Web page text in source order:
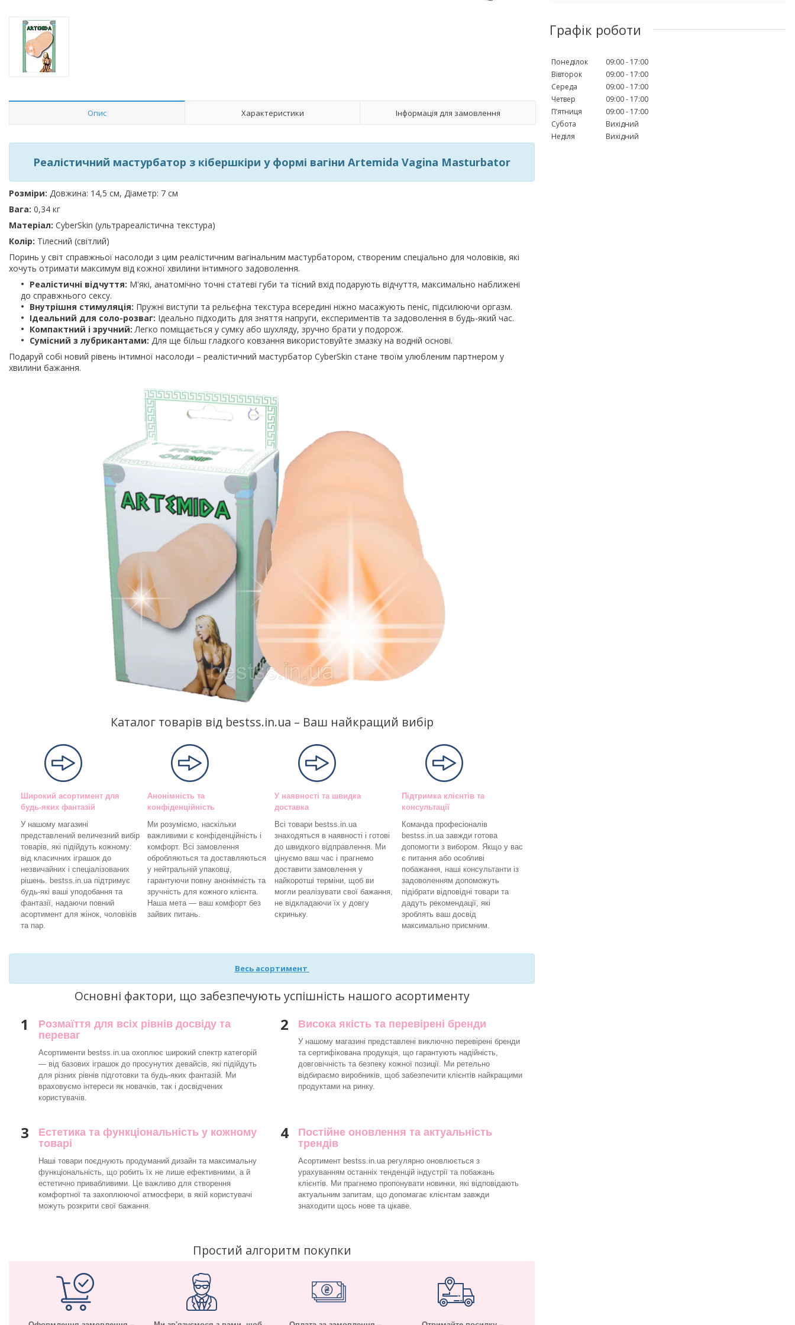
Опис Характеристики Інформація для замовлення
Реалістичний мастурбатор з кібершкіри у формі вагіни Artemida Vagina Masturbator
Розміри: Довжина: 14,5 см, Діаметр: 7 см
Вага: 0,34 кг
Матеріал: CyberSkin (ультрареалістична текстура)
Колір: Тілесний (світлий)
Поринь у світ справжньої насолоди з цим реалістичним вагінальним мастурбатором, створеним спеціально для чоловіків, які
хочуть отримати максимум від кожної хвилини інтимного задоволення.
Реалістичні відчуття: М'які, анатомічно точні статеві губи та тісний вхід подарують відчуття, максимально наближені
до справжнього сексу.
Внутрішня стимуляція: Пружні виступи та рельєфна текстура всередині ніжно масажують пеніс, підсилюючи оргазм.
Ідеальний для соло-розваг: Ідеально підходить для зняття напруги, експериментів та задоволення в будь-який час.
Компактний і зручний: Легко поміщається у сумку або шухляду, зручно брати у подорож.
Сумісний з лубрикантами: Для ще більш гладкого ковзання використовуйте змазку на водній основі.
Подаруй собі новий рівень інтимної насолоди – реалістичний мастурбатор CyberSkin стане твоїм улюбленим партнером у
хвилини бажання.
Каталог товарів від bestss.in.ua – Ваш найкращий вибір
Широкий асортимент для
будь-яких фантазій
У нашому магазині
представлений величезний вибір
товарів, які підійдуть кожному:
від класичних іграшок до
незвичайних і спеціалізованих
рішень. bestss.in.ua підтримує
будь-які ваші уподобання та
фантазії, надаючи повний
асортимент для жінок, чоловіків
та пар.
Анонімність та
конфіденційність
Ми розуміємо, наскільки
важливими є конфіденційність і
комфорт. Всі замовлення
обробляються та доставляються
у нейтральній упаковці,
гарантуючи повну анонімність та
зручність для кожного клієнта.
Наша мета — ваш комфорт без
зайвих питань.
У наявності та швидка
доставка
Всі товари bestss.in.ua
знаходяться в наявності і готові
до швидкого відправлення. Ми
цінуємо ваш час і прагнемо
доставити замовлення у
найкоротші терміни, щоб ви
могли реалізувати свої бажання,
не відкладаючи їх у довгу
скриньку.
Підтримка клієнтів та
консультації
Команда професіоналів
bestss.in.ua завжди готова
допомогти з вибором. Якщо у вас
є питання або особливі
побажання, наші консультанти із
задоволенням допоможуть
підібрати відповідні товари та
дадуть рекомендації, які
зроблять ваш досвід
максимально приємним.
Весь асортимент
Основні фактори, що забезпечують успішність нашого асортименту
1
Розмаїття для всіх рівнів досвіду та
переваг
Асортименти bestss.in.ua охоплює широкий спектр категорій
— від базових іграшок до просунутих девайсів, які підійдуть
для різних рівнів підготовки та будь-яких фантазій. Ми
враховуємо інтереси як новачків, так і досвідчених
користувачів.
2 Висока якість та перевірені бренди
У нашому магазині представлені виключно перевірені бренди
та сертифікована продукція, що гарантують надійність,
довговічність та безпеку кожної позиції. Ми ретельно
відбираємо виробників, щоб забезпечити клієнтів найкращими
продуктами на ринку.
3
Естетика та функціональність у кожному
товарі
Наші товари поєднують продуманий дизайн та максимальну
функціональність, що робить їх не лише ефективними, а й
естетично привабливими. Це важливо для створення
комфортної та захоплюючої атмосфери, в якій користувачі
можуть розкрити свої бажання.
4
Постійне оновлення та актуальність
трендів
Асортимент bestss.in.ua регулярно оновлюється з
урахуванням останніх тенденцій індустрії та побажань
клієнтів. Ми прагнемо пропонувати новинки, які відповідають
актуальним запитам, що допомагає клієнтам завжди
знаходити щось нове та цікаве.
Простий алгоритм покупки
Графік роботи
Понеділок 09:00
17:00
Вівторок
09:00
17:00
Середа
09:00
17:00
Четвер
09:00
17:00
Пʼятниця
09:00
17:00
Субота
Вихідний
Неділя
Вихідний